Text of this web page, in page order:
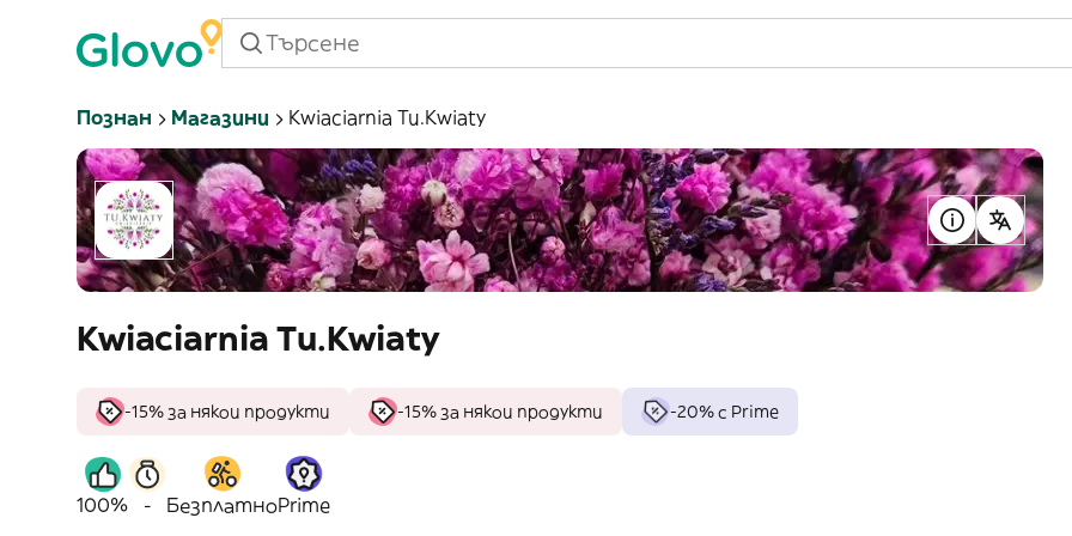
Познан Магазини Kwiaciarnia Tu.Kwiaty
Kwiaciarnia Tu.Kwiaty
-15% за някои продукти -15% за някои продукти -20% с Prime
100% - БезплатноPrime